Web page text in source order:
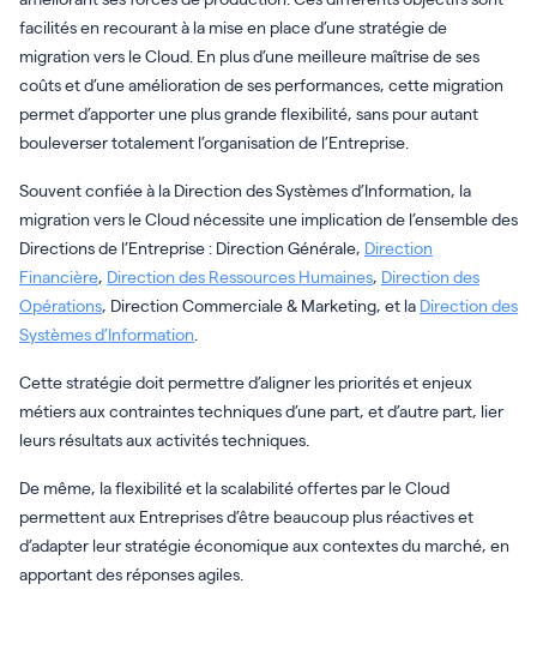
facilités en recourant à la mise en place d’une stratégie de
migration vers le Cloud. En plus d’une meilleure maîtrise de ses
coûts et d’une amélioration de ses performances, cette migration
permet d’apporter une plus grande flexibilité, sans pour autant
bouleverser totalement l’organisation de l’Entreprise.
Souvent confiée à la Direction des Systèmes d’Information, la
migration vers le Cloud nécessite une implication de l’ensemble des
Directions de l’Entreprise : Direction Générale, Direction
Financière, Direction des Ressources Humaines, Direction des
Opérations, Direction Commerciale & Marketing, et la Direction des
Systèmes d’Information
Cette stratégie doit permettre d’aligner les priorités et enjeux
métiers aux contraintes techniques d’une part, et d’autre part, lier
leurs résultats aux activités techniques.
De même, la flexibilité et la scalabilité offertes par le Cloud
permettent aux Entreprises d’être beaucoup plus réactives et
d’adapter leur stratégie économique aux contextes du marché, en
apportant des réponses agiles.